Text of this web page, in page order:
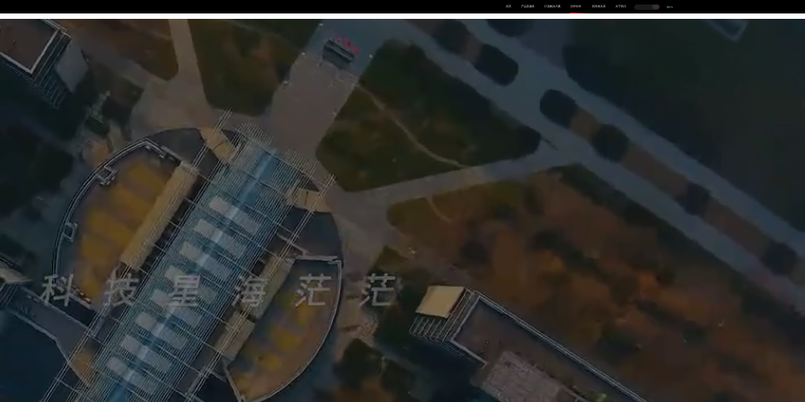
首页 产品及服务 行业解决方案 合作伙伴 投资者关系 关于我们 中EN